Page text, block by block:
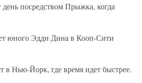
посредством Прыжка, когда
юного Эдди Дина в Кооп-Сити
в Нью-Йорк, где время идет быстрее.